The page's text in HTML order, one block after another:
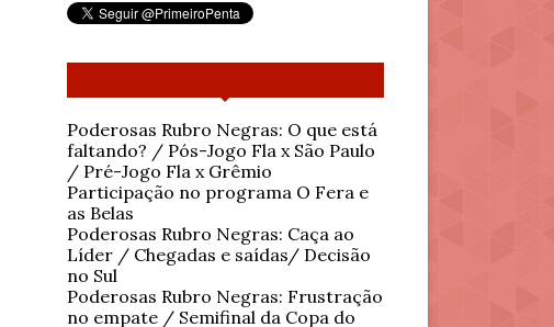
Poderosas Rubro Negras: O que está
faltando? / Pós-Jogo Fla x São Paulo
/ Pré-Jogo Fla x Grêmio
Participação no programa O Fera e
as Belas
Poderosas Rubro Negras: Caça ao
Líder / Chegadas e saídas/ Decisão
no Sul
Poderosas Rubro Negras: Frustração
no empate / Semifinal da Copa do